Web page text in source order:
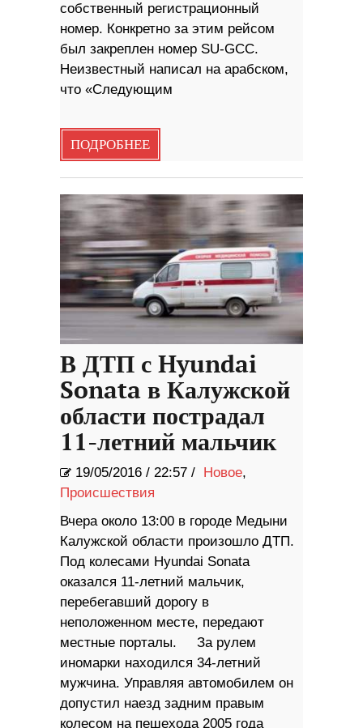
собственный регистрационный
номер. Конкретно за этим рейсом
был закреплен номер SU-GCC.
Неизвестный написал на арабском,
что «Следующим
ПОДРОБНЕЕ
В ДТП с Hyundai
Sonata в Калужской
области пострадал
11-летний мальчик
19/05/2016 / 22:57 / Новое,
Происшествия
Вчера около 13:00 в городе Медыни
Калужской области произошло ДТП.
Под колесами Hyundai Sonata
оказался 11-летний мальчик,
перебегавший дорогу в
неположенном месте, передают
местные порталы. За рулем
иномарки находился 34-летний
мужчина. Управляя автомобилем он
допустил наезд задним правым
колесом на пешехода 2005 года